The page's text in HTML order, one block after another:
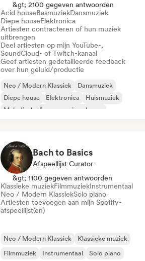
&gt; 2100 gegeven antwoorden
Acid houseBasmuziekDansmuziek
Diepe houseElektronica
Artiesten contracteren of hun muziek
uitbrengen
Deel artiesten op mijn YouTube-,
SoundCloud- of Twitch-kanaal
Geef artiesten gedetailleerde feedback
over hun geluid/productie
Neo / Modern Klassiek
Dansmuziek
Diepe house
Elektronica
Huismuziek
Melodische & progressieve house
Bach to Basics
Afspeellijst Curator
&gt; 1100 gegeven antwoorden
Klassieke muziekFilmmuziekInstrumentaal
Neo / Modern KlassiekSolo piano
Artiesten toevoegen aan mijn Spotify-
afspeellijst(en)
Neo / Modern Klassiek
Klassieke muziek
Filmmuziek
Instrumentaal Solo piano